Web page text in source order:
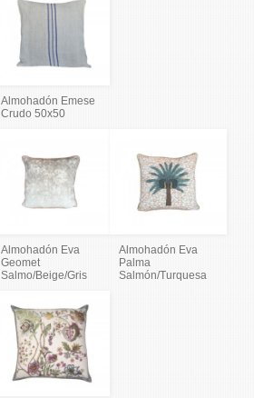
Almohadón Emese
Crudo 50x50
Almohadón Eva
Geomet
Salmo/Beige/Gris
Almohadón Eva
Palma
Salmón/Turquesa